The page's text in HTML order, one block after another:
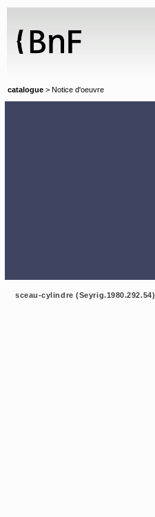
catalogue > Notice d'oeuvre
sceau-cylindre (Seyrig.1980.292.54)